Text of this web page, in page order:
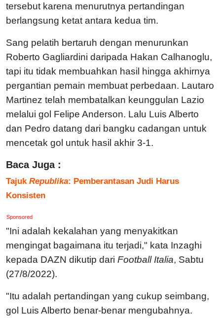
tersebut karena menurutnya pertandingan
berlangsung ketat antara kedua tim.
Sang pelatih bertaruh dengan menurunkan
Roberto Gagliardini daripada Hakan Calhanoglu,
tapi itu tidak membuahkan hasil hingga akhirnya
pergantian pemain membuat perbedaan. Lautaro
Martinez telah membatalkan keunggulan Lazio
melalui gol Felipe Anderson. Lalu Luis Alberto
dan Pedro datang dari bangku cadangan untuk
mencetak gol untuk hasil akhir 3-1.
Baca Juga :
Tajuk Republika: Pemberantasan Judi Harus
Konsisten
Sponsored
"Ini adalah kekalahan yang menyakitkan
mengingat bagaimana itu terjadi," kata Inzaghi
kepada DAZN dikutip dari Football Italia, Sabtu
(27/8/2022).
"Itu adalah pertandingan yang cukup seimbang,
gol Luis Alberto benar-benar mengubahnya.